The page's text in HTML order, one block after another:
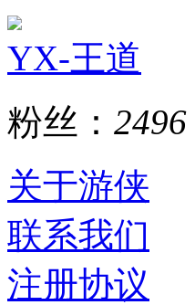
YX-王道
粉丝： 2496
关于游侠
联系我们
注册协议